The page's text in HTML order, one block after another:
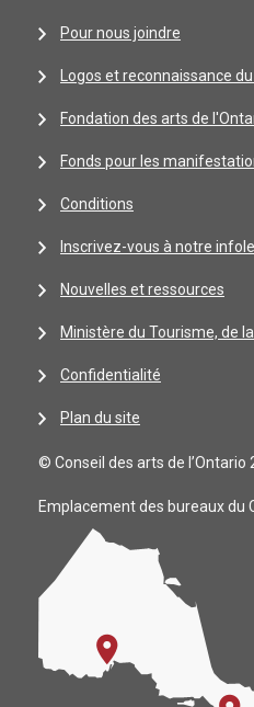
Pour nous joindre
Logos et reconnaissance
Fondation des arts de
Fonds pour les
Conditions
Inscrivez-vous à notre
Nouvelles et ressources
Ministère du Tourisme, de
Confidentialité
Plan du site
© Conseil des arts de l’Ontario
Emplacement des bureaux du